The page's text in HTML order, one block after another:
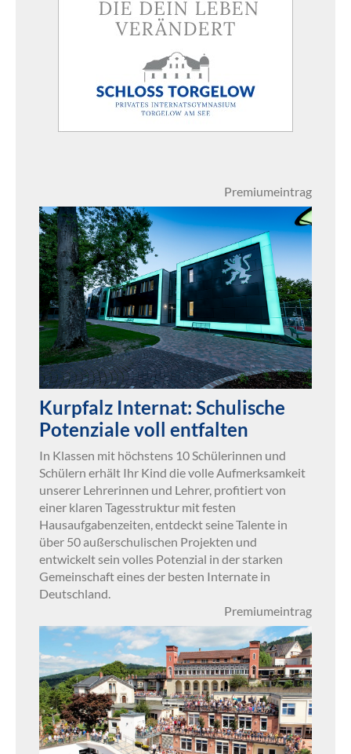
Premiumeintrag
Kurpfalz Internat: Schulische
Potenziale voll entfalten
In Klassen mit höchstens 10 Schülerinnen und
Schülern erhält Ihr Kind die volle Aufmerksamkeit
unserer Lehrerinnen und Lehrer, profitiert von
einer klaren Tagesstruktur mit festen
Hausaufgabenzeiten, entdeckt seine Talente in
über 50 außerschulischen Projekten und
entwickelt sein volles Potenzial in der starken
Gemeinschaft eines der besten Internate in
Deutschland.
Premiumeintrag